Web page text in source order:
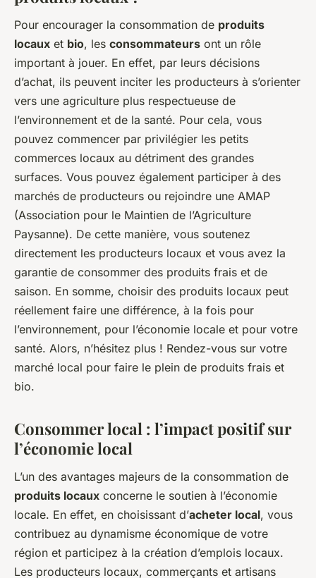
Pour encourager la consommation de produits
locaux et bio, les consommateurs ont un rôle
important à jouer. En effet, par leurs décisions
d’achat, ils peuvent inciter les producteurs à s’orienter
vers une agriculture plus respectueuse de
l’environnement et de la santé. Pour cela, vous
pouvez commencer par privilégier les petits
commerces locaux au détriment des grandes
surfaces. Vous pouvez également participer à des
marchés de producteurs ou rejoindre une AMAP
(Association pour le Maintien de l’Agriculture
Paysanne). De cette manière, vous soutenez
directement les producteurs locaux et vous avez la
garantie de consommer des produits frais et de
saison. En somme, choisir des produits locaux peut
réellement faire une différence, à la fois pour
l’environnement, pour l’économie locale et pour votre
santé. Alors, n’hésitez plus ! Rendez-vous sur votre
marché local pour faire le plein de produits frais et
bio.
Consommer local : l’impact positif sur
l’économie local
L’un des avantages majeurs de la consommation de
produits locaux concerne le soutien à l’économie
locale. En effet, en choisissant d’acheter local, vous
contribuez au dynamisme économique de votre
région et participez à la création d’emplois locaux.
Les producteurs locaux, commerçants et artisans